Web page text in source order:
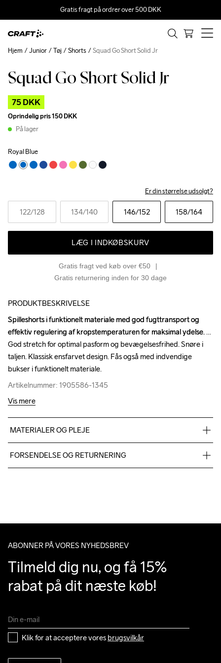
Gratis fragt på ordrer over 500 DKK
Squad Go Short Solid Jr
75 DKK
Oprindelig pris150 DKK
På lager
Royal Blue
Er din størrelse udsolgt?
122/128 134/140 146/152 158/164
LÆG I INDKØBSKURV
Gratis fragt ved køb over €50
Gratis returnering inden for 30 dage
Hjem Junior Tøj Shorts Squad Go Short Solid Jr
Outlet
PRODUKTBESKRIVELSE
Spilleshorts i funktionelt materiale med god fugttransport og
effektiv regulering af kropstemperaturen for maksimal ydelse.
God stretch for optimal pasform og bevægelsesfrihed. Snøre i
taljen. Klassisk ensfarvet design. Fås også med indvendige
bukser i funktionelt materiale.
Artikelnummer: 1905586-1345
Spilleshorts i funktionelt materiale med god fugttransport og
effektiv regulering af kropstemperaturen for maksimal ydelse.
God stretch for optimal pasform og bevægelsesfrihed. Snøre i
taljen. Klassisk ensfarvet design. Fås også med indvendige
bukser i funktionelt materiale.
Artikelnummer: 1905586-1345
Vis mere
MATERIALER OG PLEJE
FORSENDELSE OG RETURNERING
ABONNER PÅ VORES NYHEDSBREV
Tilmeld dig nu, og få 15%
rabat på dit næste køb!
Klik for at acceptere vores brugsvilkår